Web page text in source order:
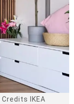
IKEA